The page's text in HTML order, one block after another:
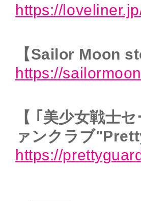
https://
【Sailor Moon
https://
【 ｢美少女戦士
ァンクラブ
https://